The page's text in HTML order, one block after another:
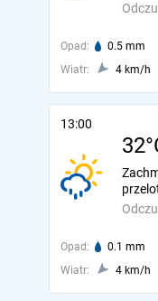
Opad: 0.5 mm
Wiatr:
4 km/h
13:00
Opad: 0.1 mm
Wiatr:
4 km/h